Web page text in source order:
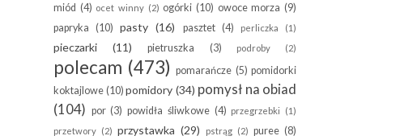
miód (4) ocet winny (2) ogórki (10) owoce morza (9)
papryka
(10) pasty (16) pasztet (4) perliczka (1)
pieczarki (11) pietruszka (3) podroby (2)
polecam (473) pomarańcze (5) pomidorki
koktajlowe (10) pomidory (34) pomysł na obiad
(104) por (3) powidła śliwkowe (4) przegrzebki
(1)
przetwory (2) przystawka (29) pstrąg (2) puree (8)